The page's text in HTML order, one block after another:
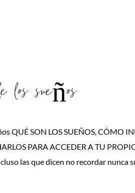
los sueños
QUÉ SON LOS SUEÑOS, CÓMO
PARA ACCEDER A TU
las que dicen no recordar nunca